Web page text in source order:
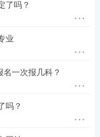
。考过其中一个专业
。知识贴近日常建筑，
，适合
或跨专
电气、给排水、消防、
了吗？
业
一次报几科？
吗？